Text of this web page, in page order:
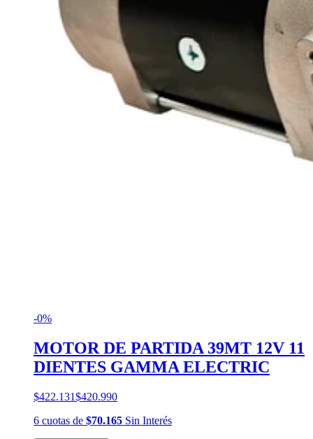
-0%
MOTOR DE PARTIDA 39MT 12V 11
DIENTES GAMMA ELECTRIC
$422.131$420.990
6 cuotas de $70.165 Sin Interés